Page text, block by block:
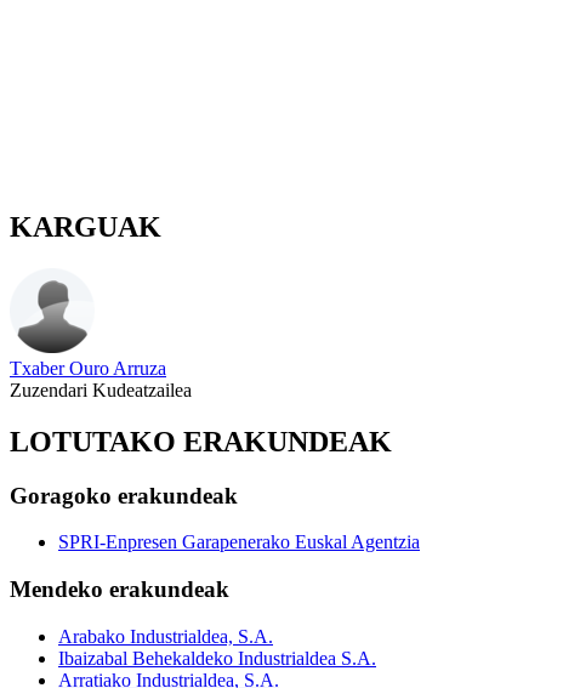
KARGUAK
Txaber Ouro Arruza
Zuzendari Kudeatzailea
LOTUTAKO ERAKUNDEAK
Goragoko erakundeak
SPRI-Enpresen Garapenerako Euskal Agentzia
Mendeko erakundeak
Arabako Industrialdea, S.A.
Ibaizabal Behekaldeko Industrialdea S.A.
Arratiako Industrialdea, S.A.